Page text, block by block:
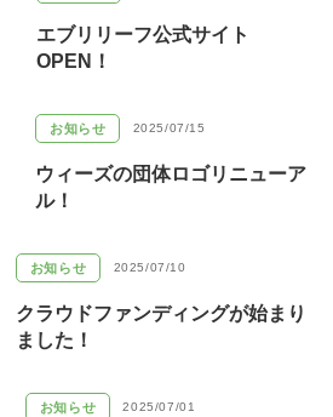
エブリリーフ公式サイト
OPEN！
お知らせ 2025/07/15
ウィーズの団体ロゴリニューア
ル！
お知らせ 2025/07/10
クラウドファンディングが始まり
ました！
お知らせ 2025/07/01